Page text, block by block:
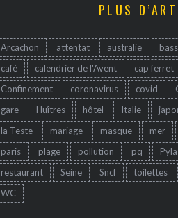
PLUS
Arcachon attentat australie
café
calendrier de l'Avent cap ferret
Confinement
coronavirus covid
gare
Huîtres hôtel Italie
la Teste
mariage masque mer
paris
plage pollution pq Pyla
restaurant
Seine Sncf toilettes
WC